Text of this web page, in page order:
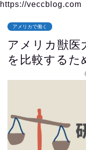
https://veccblog.com
アメリカで働く
アメリカ獣医
を比較するた